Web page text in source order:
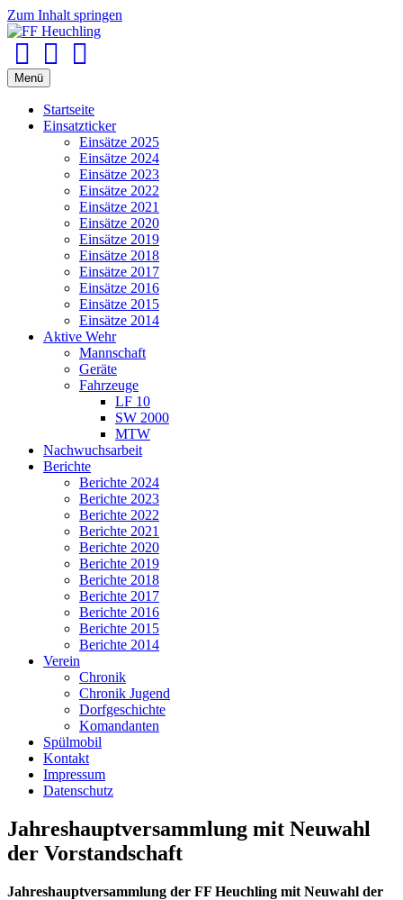
Zum Inhalt springen
Menü
Startseite
Einsatzticker
Einsätze 2025
Einsätze 2024
Einsätze 2023
Einsätze 2022
Einsätze 2021
Einsätze 2020
Einsätze 2019
Einsätze 2018
Einsätze 2017
Einsätze 2016
Einsätze 2015
Einsätze 2014
Aktive Wehr
Mannschaft
Geräte
Fahrzeuge
LF 10
SW 2000
MTW
Nachwuchsarbeit
Berichte
Berichte 2024
Berichte 2023
Berichte 2022
Berichte 2021
Berichte 2020
Berichte 2019
Berichte 2018
Berichte 2017
Berichte 2016
Berichte 2015
Berichte 2014
Verein
Chronik
Chronik Jugend
Dorfgeschichte
Komandanten
Spülmobil
Kontakt
Impressum
Datenschutz
Jahreshauptversammlung mit Neuwahl
der Vorstandschaft
Jahreshauptversammlung der FF Heuchling mit Neuwahl der